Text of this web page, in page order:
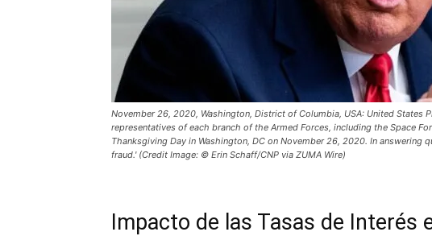
November 26, 2020, Washington, District of Columbia, USA: United States
representatives of each branch of the Armed Forces, including the Space
Thanksgiving Day in Washington, DC on November 26, 2020. In
fraud.' (Credit Image: © Erin Schaff/CNP via ZUMA Wire)
Impacto de las Tasas de Interés